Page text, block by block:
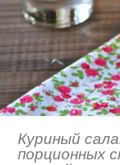
Куриный
порционных